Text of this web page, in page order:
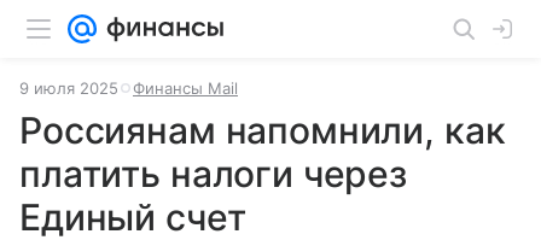
9 июля 2025 Финансы Mail
Россиянам напомнили, как
платить налоги через
Единый счет